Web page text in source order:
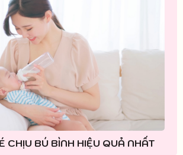
CHỊU BÚ BÌNH HIỆU QUẢ NHẤT